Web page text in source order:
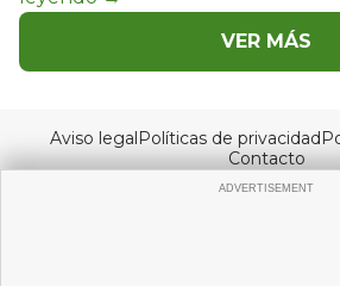
VER MÁS
Aviso legalPolíticas de privacidad
Contacto